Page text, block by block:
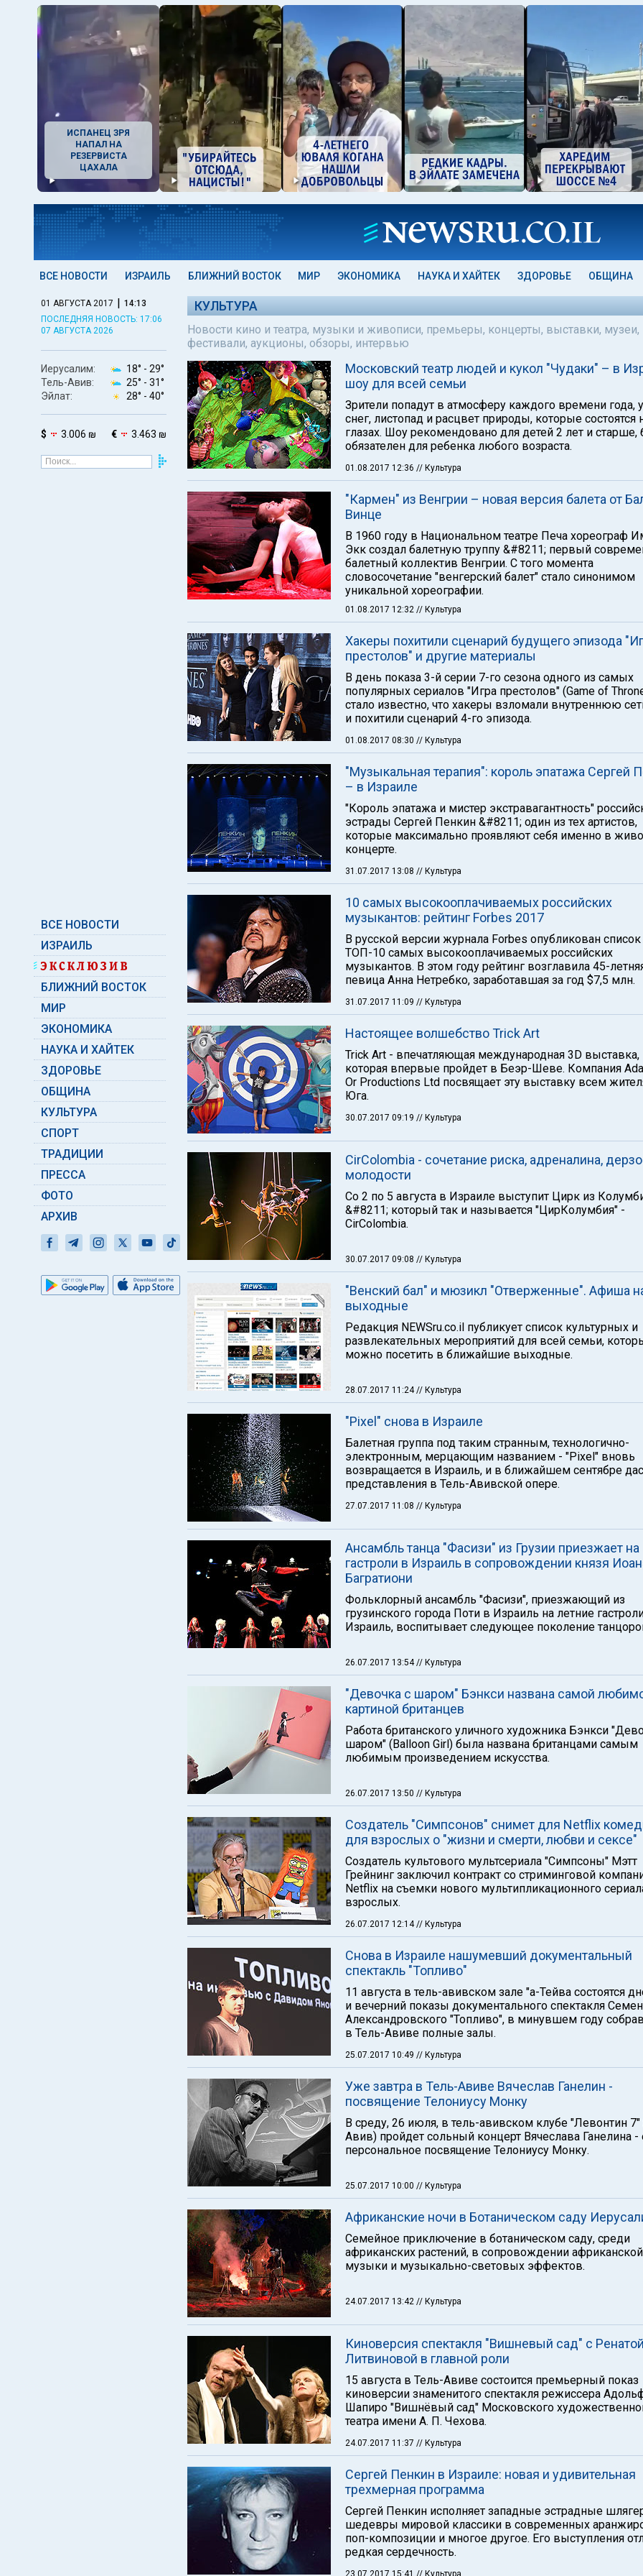
ИСПАНЕЦ ЗРЯ
НАПАЛ НА
РЕЗЕРВИСТА
ЦАХАЛА
ВСЕ НОВОСТИ ИЗРАИЛЬ БЛИЖНИЙ ВОСТОК МИР ЭКОНОМИКА НАУКА И ХАЙТЕК ЗДОРОВЬЕ ОБЩИНА
01 АВГУСТА 2017 | 14:13
ПОСЛЕДНЯЯ НОВОСТЬ: 17:06
07 АВГУСТА 2026
Иерусалим: 18° - 29°
Тель-Авив:
25° - 31°
Эйлат:
28° - 40°
$ 3.006 ₪ € 3.463 ₪
ВСЕ НОВОСТИ
ИЗРАИЛЬ
БЛИЖНИЙ ВОСТОК
МИР
ЭКОНОМИКА
НАУКА И ХАЙТЕК
ЗДОРОВЬЕ
ОБЩИНА
КУЛЬТУРА
СПОРТ
ТРАДИЦИИ
ПРЕССА
ФОТО
АРХИВ
КУЛЬТУРА
Новости кино и театра, музыки и живописи, премьеры, концерты, выставки, музеи,
фестивали, аукционы, обзоры, интервью
Московский театр людей и кукол "Чудаки" – в
шоу для всей семьи
Зрители попадут в атмосферу каждого времени года,
снег, листопад и расцвет природы, которые состоятся
глазах. Шоу рекомендовано для детей 2 лет и старше,
обязателен для ребенка любого возраста.
01.08.2017 12:36 // Культура
"Кармен" из Венгрии – новая версия балета от
Винце
В 1960 году в Национальном театре Печа хореограф
Экк создал балетную труппу &#8211; первый
балетный коллектив Венгрии. С того момента
словосочетание "венгерский балет" стало синонимом
уникальной хореографии.
01.08.2017 12:32 // Культура
Хакеры похитили сценарий будущего эпизода
престолов" и другие материалы
В день показа 3-й серии 7-го сезона одного из самых
популярных сериалов "Игра престолов" (Game of
стало известно, что хакеры взломали внутреннюю
и похитили сценарий 4-го эпизода.
01.08.2017 08:30 // Культура
"Музыкальная терапия": король эпатажа Сергей
– в Израиле
"Король эпатажа и мистер экстравагантность"
эстрады Сергей Пенкин &#8211; один из тех артистов,
которые максимально проявляют себя именно в
концерте.
31.07.2017 13:08 // Культура
10 самых высокооплачиваемых российских
музыкантов: рейтинг Forbes 2017
В русской версии журнала Forbes опубликован список
ТОП-10 самых высокооплачиваемых российских
музыкантов. В этом году рейтинг возглавила 45-
певица Анна Нетребко, заработавшая за год $7,5 млн.
31.07.2017 11:09 // Культура
Настоящее волшебство Trick Art
Trick Art - впечатляющая международная 3D выставка,
которая впервые пройдет в Беэр-Шеве. Компания
Or Productions Ltd посвящает эту выставку всем
Юга.
30.07.2017 09:19 // Культура
CirColombia - сочетание риска, адреналина,
молодости
Со 2 по 5 августа в Израиле выступит Цирк из
&#8211; который так и называется "ЦирКолумбия" -
CirColombia.
30.07.2017 09:08 // Культура
"Венский бал" и мюзикл "Отверженные". Афиша
выходные
Редакция NEWSru.co.il публикует список культурных и
развлекательных мероприятий для всей семьи,
можно посетить в ближайшие выходные.
28.07.2017 11:24// Культура
"Pixel" снова в Израиле
Балетная группа под таким странным, технологично-
электронным, мерцающим названием - "Pixel" вновь
возвращается в Израиль, и в ближайшем сентябре
представления в Тель-Авивской опере.
27.07.2017 11:08 // Культура
Ансамбль танца "Фасизи" из Грузии приезжает на
гастроли в Израиль в сопровождении князя
Багратиони
Фольклорный ансамбль "Фасизи", приезжающий из
грузинского города Поти в Израиль на летние
Израиль, воспитывает следующее поколение
26.07.2017 13:54// Культура
"Девочка с шаром" Бэнкси названа самой
картиной британцев
Работа британского уличного художника Бэнкси
шаром" (Balloon Girl) была названа британцами самым
любимым произведением искусства.
26.07.2017 13:50 // Культура
Создатель "Симпсонов" снимет для Netflix
для взрослых о "жизни и смерти, любви и сексе"
Создатель культового мультсериала "Симпсоны" Мэтт
Грейнинг заключил контракт со стриминговой
Netflix на съемки нового мультипликационного
взрослых.
26.07.2017 12:14// Культура
Снова в Израиле нашумевший документальный
спектакль "Топливо"
11 августа в тель-авивском зале "а-Тейва состоятся
и вечерний показы документального спектакля
Александровского "Топливо", в минувшем году
в Тель-Авиве полные залы.
25.07.2017 10:49 // Культура
Уже завтра в Тель-Авиве Вячеслав Ганелин -
посвящение Телониусу Монку
В среду, 26 июля, в тель-авивском клубе "Левонтин 7"
Авив) пройдет сольный концерт Вячеслава Ганелина -
персональное посвящение Телониусу Монку.
25.07.2017 10:00 // Культура
Африканские ночи в Ботаническом саду
Семейное приключение в ботаническом саду, среди
африканских растений, в сопровождении африканской
музыки и музыкально-световых эффектов.
24.07.2017 13:42 // Культура
Киноверсия спектакля "Вишневый сад" с Ренатой
Литвиновой в главной роли
15 августа в Тель-Авиве состоится премьерный показ
киноверсии знаменитого спектакля режиссера
Шапиро "Вишнёвый сад" Московского
театра имени А. П. Чехова.
24.07.2017 11:37 // Культура
Сергей Пенкин в Израиле: новая и удивительная
трехмерная программа
Сергей Пенкин исполняет западные эстрадные
шедевры мировой классики в современных
поп-композиции и многое другое. Его выступления
редкая сердечность.
23.07.2017 15:41 // Культура